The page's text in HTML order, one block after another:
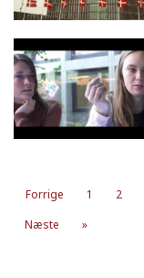
Forrige 1 2
Næste
»